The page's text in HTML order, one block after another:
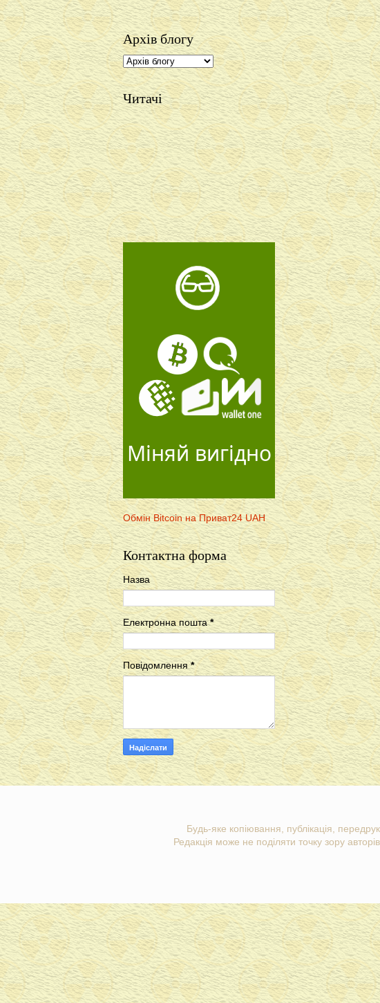
Архів блогу
Читачі
Міняй вигідно
Обмін Bitcoin на Приват24 UAH
Контактна форма
Назва
Електронна пошта*
Повідомлення*
Будь-яке копіювання, публікація,
Редакція може не поділяти точку зору авторів